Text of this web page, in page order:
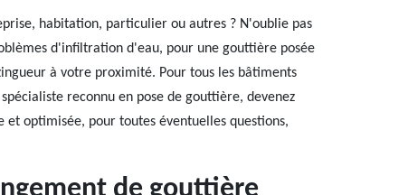
habitation, particulier ou autres ? N'oublie pas
d'infiltration d'eau, pour une gouttière posée
à votre proximité. Pour tous les bâtiments
reconnu en pose de gouttière, devenez
optimisée, pour toutes éventuelles questions,